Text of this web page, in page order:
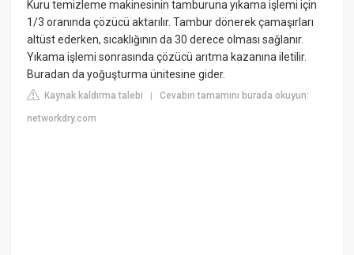
Kuru temizleme makinesinin tamburuna yıkama işlemi için
1/3 oranında çözücü aktarılır. Tambur dönerek çamaşırları
altüst ederken, sıcaklığının da 30 derece olması sağlanır.
Yıkama işlemi sonrasında çözücü arıtma kazanına iletilir.
Buradan da yoğuşturma ünitesine gider.
Kaynak kaldırma talebi |Cevabın tamamını burada okuyun:
networkdry.com